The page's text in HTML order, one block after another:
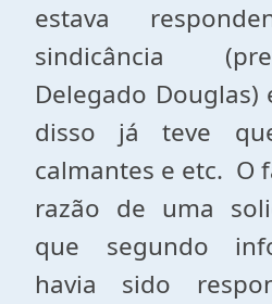
estava
sindicância
Delegado
disso já teve
calmantes e etc. O
razão de uma
que segundo
havia sido